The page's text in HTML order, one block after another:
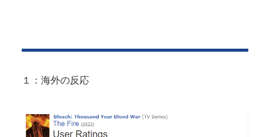
潮吹いてガチイキしてしまうｗｗｗ
ぎるｗｗｗｗｗｗｗｗｗｗｗ
１：海外の反応